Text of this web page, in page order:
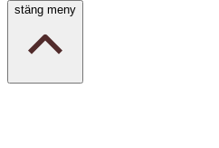
stäng meny